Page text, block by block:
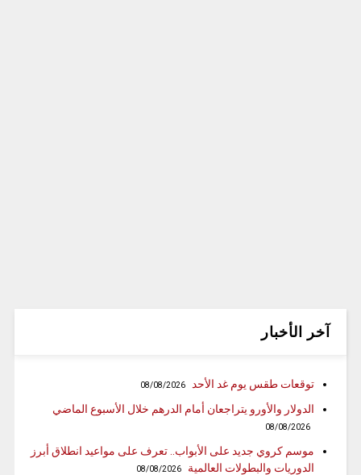
آخر الأخبار
توقعات طقس يوم غد الأحد 08/08/2026
الدولار والأورو يتراجعان أمام الدرهم خلال الأسبوع الماضي
08/08/2026
موسم كروي جديد على الأبواب.. تعرف على مواعيد انطلاق أبرز
الدوريات والبطولات العالمية
08/08/2026